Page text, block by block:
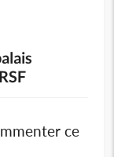
ce